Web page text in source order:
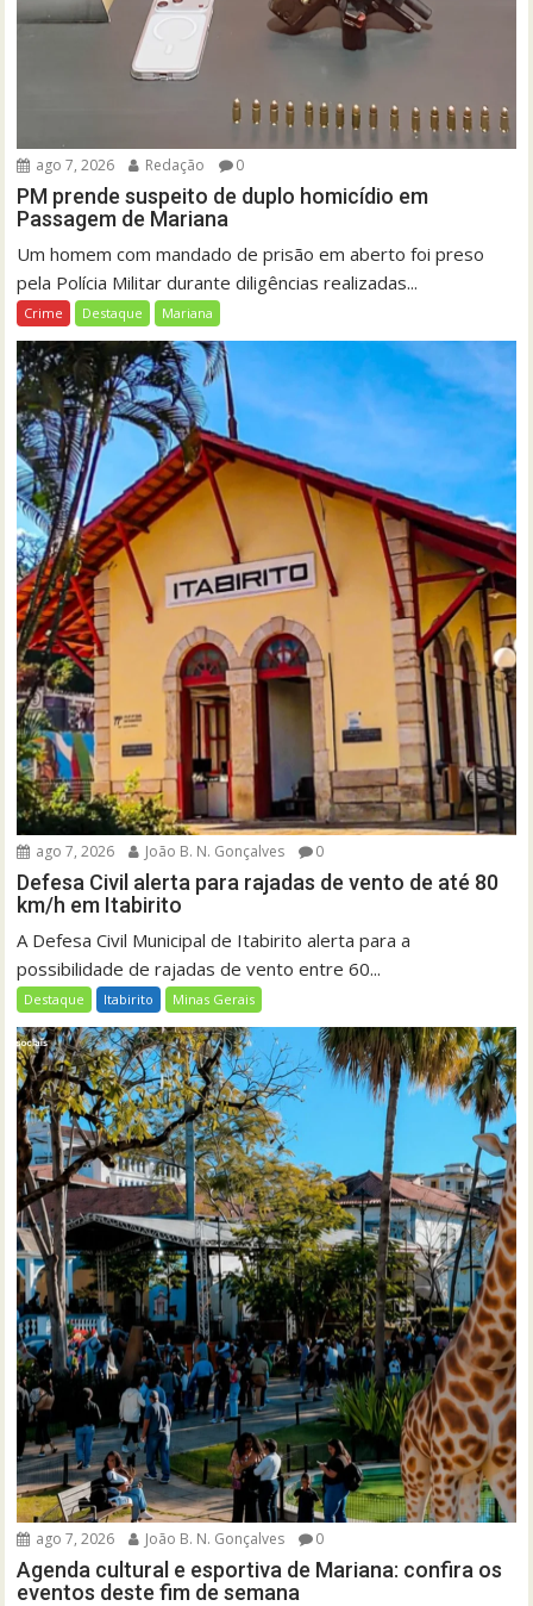
ago 7, 2026 Redação 0
PM prende suspeito de duplo homicídio em
Passagem de Mariana
Um homem com mandado de prisão em aberto foi preso
pela Polícia Militar durante diligências realizadas...
Crime Destaque Mariana
ago 7, 2026 João B. N. Gonçalves 0
Defesa Civil alerta para rajadas de vento de até 80
km/h em Itabirito
A Defesa Civil Municipal de Itabirito alerta para a
possibilidade de rajadas de vento entre 60...
Destaque Itabirito Minas Gerais
ago 7, 2026 João B. N. Gonçalves 0
Agenda cultural e esportiva de Mariana: confira os
eventos deste fim de semana